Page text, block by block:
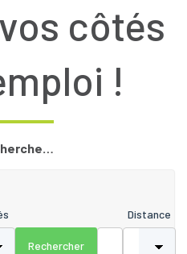
côtés
!
Distance